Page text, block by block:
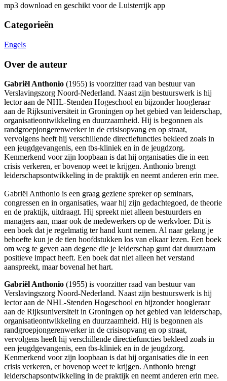
mp3 download en geschikt voor de Luisterrijk app
Categorieën
Engels
Over de auteur
Gabriël Anthonio (1955) is voorzitter raad van bestuur van
Verslavingszorg Noord-Nederland. Naast zijn bestuurswerk is hij
lector aan de NHL-Stenden Hogeschool en bijzonder hoogleraar
aan de Rijksuniversiteit in Groningen op het gebied van leiderschap,
organisatieontwikkeling en duurzaamheid. Hij is begonnen als
randgroepjongerenwerker in de crisisopvang en op straat,
vervolgens heeft hij verschillende directiefuncties bekleed zoals in
een jeugdgevangenis, een tbs-kliniek en in de jeugdzorg.
Kenmerkend voor zijn loopbaan is dat hij organisaties die in een
crisis verkeren, er bovenop weet te krijgen. Anthonio brengt
leiderschapsontwikkeling in de praktijk en neemt anderen erin mee.
Gabriël Anthonio is een graag geziene spreker op seminars,
congressen en in organisaties, waar hij zijn gedachtegoed, de theorie
en de praktijk, uitdraagt. Hij spreekt niet alleen bestuurders en
managers aan, maar ook de medewerkers op de werkvloer. Dit is
een boek dat je regelmatig ter hand kunt nemen. Al naar gelang je
behoefte kun je de tien hoofdstukken los van elkaar lezen. Een boek
om weg te geven aan degene die je leiderschap gunt dat duurzaam
positieve impact heeft. Een boek dat niet alleen het verstand
aanspreekt, maar bovenal het hart.
Gabriël Anthonio (1955) is voorzitter raad van bestuur van
Verslavingszorg Noord-Nederland. Naast zijn bestuurswerk is hij
lector aan de NHL-Stenden Hogeschool en bijzonder hoogleraar
aan de Rijksuniversiteit in Groningen op het gebied van leiderschap,
organisatieontwikkeling en duurzaamheid. Hij is begonnen als
randgroepjongerenwerker in de crisisopvang en op straat,
vervolgens heeft hij verschillende directiefuncties bekleed zoals in
een jeugdgevangenis, een tbs-kliniek en in de jeugdzorg.
Kenmerkend voor zijn loopbaan is dat hij organisaties die in een
crisis verkeren, er bovenop weet te krijgen. Anthonio brengt
leiderschapsontwikkeling in de praktijk en neemt anderen erin mee.